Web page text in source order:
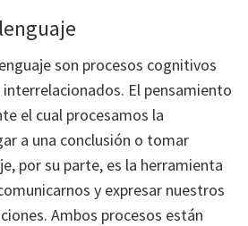
son procesos cognitivos
El pensamiento
el cual procesamos la
a una conclusión o tomar
por su parte, es la herramienta
y expresar nuestros
Ambos procesos están